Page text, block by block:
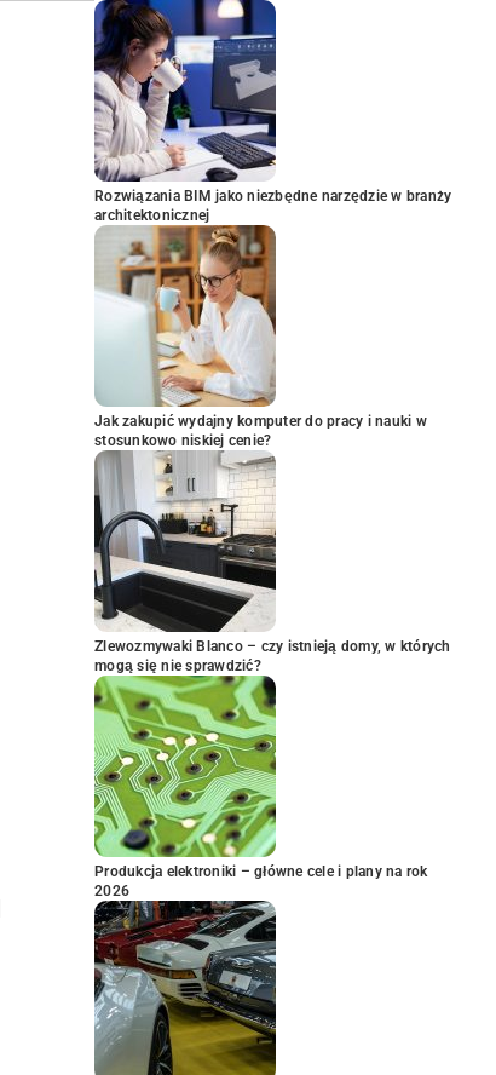
Rozwiązania BIM jako niezbędne narzędzie w branży
architektonicznej
Jak zakupić wydajny komputer do pracy i nauki w
stosunkowo niskiej cenie?
Zlewozmywaki Blanco – czy istnieją domy, w których
mogą się nie sprawdzić?
Produkcja elektroniki – główne cele i plany na rok
2026